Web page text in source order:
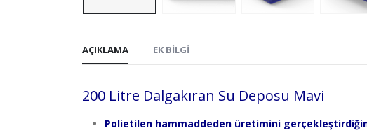
AÇIKLAMA EK BILGI
200 Litre Dalgakıran Su Deposu Mavi
Polietilen hammaddeden üretimini